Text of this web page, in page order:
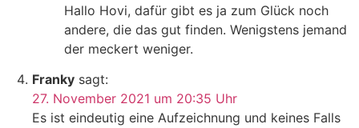
Hallo Hovi, dafür gibt es ja zum Glück noch
andere, die das gut finden. Wenigstens jemand
der meckert weniger.
Franky sagt:
27. November 2021 um 20:35 Uhr
Es ist eindeutig eine Aufzeichnung und keines Falls